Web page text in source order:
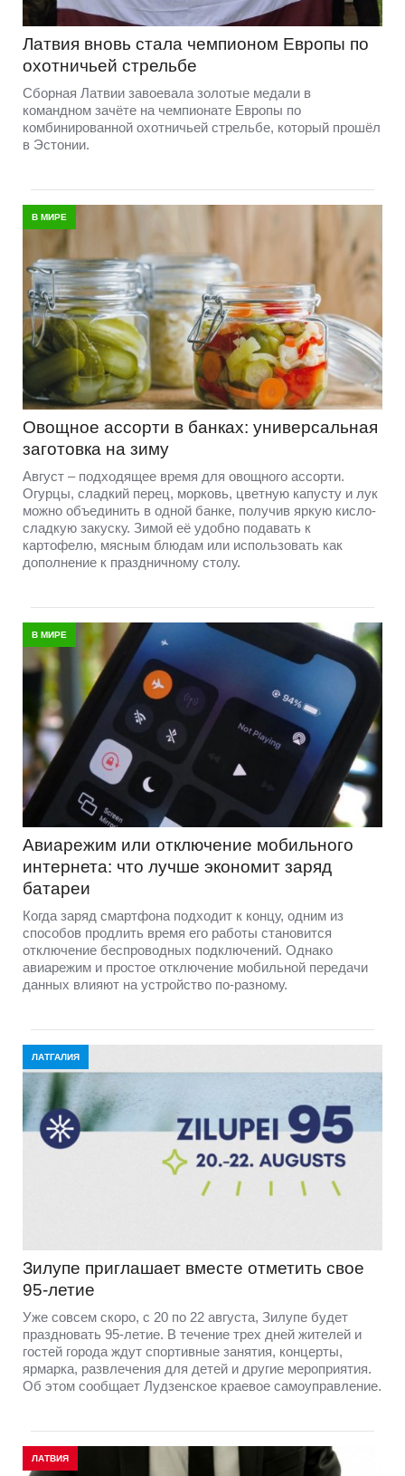
Латвия вновь стала чемпионом Европы по
охотничьей стрельбе
Сборная Латвии завоевала золотые медали в
командном зачёте на чемпионате Европы по
комбинированной охотничьей стрельбе, который прошёл
в Эстонии.
В МИРЕ
Овощное ассорти в банках: универсальная
заготовка на зиму
Август – подходящее время для овощного ассорти.
Огурцы, сладкий перец, морковь, цветную капусту и лук
можно объединить в одной банке, получив яркую кисло-
сладкую закуску. Зимой её удобно подавать к
картофелю, мясным блюдам или использовать как
дополнение к праздничному столу.
В МИРЕ
Авиарежим или отключение мобильного
интернета: что лучше экономит заряд
батареи
Когда заряд смартфона подходит к концу, одним из
способов продлить время его работы становится
отключение беспроводных подключений. Однако
авиарежим и простое отключение мобильной передачи
данных влияют на устройство по-разному.
ЛАТГАЛИЯ
Зилупе приглашает вместе отметить свое
95-летие
Уже совсем скоро, с 20 по 22 августа, Зилупе будет
праздновать 95-летие. В течение трех дней жителей и
гостей города ждут спортивные занятия, концерты,
ярмарка, развлечения для детей и другие мероприятия.
Об этом сообщает Лудзенское краевое самоуправление.
ЛАТВИЯ